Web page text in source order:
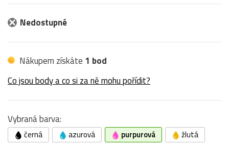
Nedostupné
Nákupem získáte 1 bod
Co jsou body a co si za ně mohu pořídit?
Vybraná barva:
černá azurová purpurová žlutá